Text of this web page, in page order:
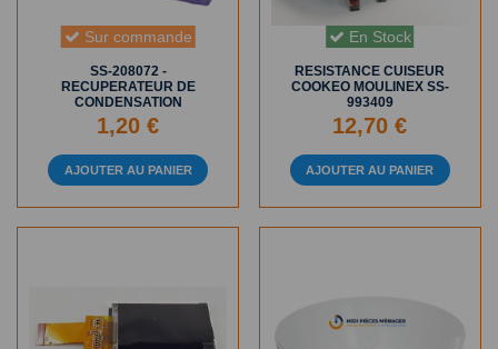
Sur commande
SS-208072 -
RECUPERATEUR DE
CONDENSATION
1,20 €
AJOUTER AU PANIER
En Stock
RESISTANCE CUISEUR
COOKEO MOULINEX SS-
993409
12,70 €
AJOUTER AU PANIER